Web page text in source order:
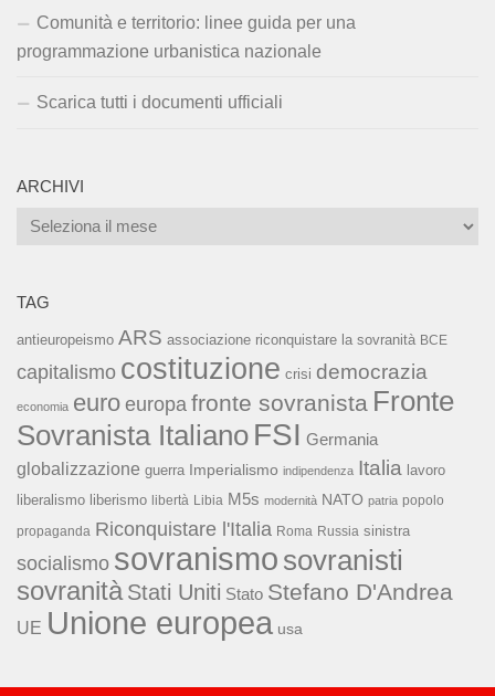
Comunità e territorio: linee guida per una
programmazione urbanistica nazionale
Scarica tutti i documenti ufficiali
ARCHIVI
Archivi
TAG
antieuropeismo ARS associazione riconquistare la sovranità BCE
capitalismo costituzione crisi democrazia
economia euro europa fronte sovranista Fronte
Sovranista Italiano FSI Germania
globalizzazione guerra Imperialismo indipendenza Italia lavoro
liberalismo liberismo libertà Libia M5s modernità NATO patria popolo
propaganda Riconquistare l'Italia Roma Russia sinistra
socialismo sovranismo sovranisti
sovranità Stati Uniti Stato Stefano D'Andrea
UE Unione europea usa